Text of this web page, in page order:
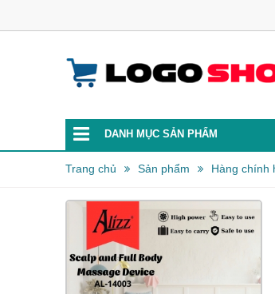
DANH MỤC SẢN PHẨM
Trang chủ Sản phẩm Hàng chính